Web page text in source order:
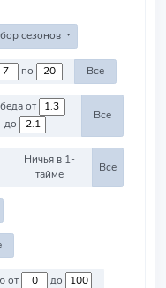
сезонов
по Все
Победа от
до
Все
Ничья в 1-
тайме
Все
Против команд со стоимостью от до